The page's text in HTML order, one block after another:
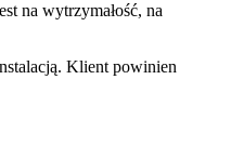
na wytrzymałość, na
Klient powinien